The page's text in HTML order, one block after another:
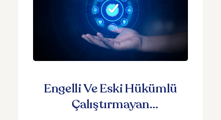
Engelli Ve Eski Hükümlü
Çalıştırmayan